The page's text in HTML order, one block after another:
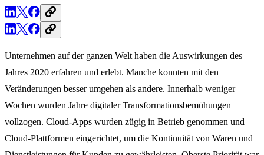
Unternehmen auf der ganzen Welt haben die Auswirkungen des
Jahres 2020 erfahren und erlebt. Manche konnten mit den
Veränderungen besser umgehen als andere. Innerhalb weniger
Wochen wurden Jahre digitaler Transformationsbemühungen
vollzogen. Cloud-Apps wurden zügig in Betrieb genommen und
Cloud-Plattformen eingerichtet, um die Kontinuität von Waren und